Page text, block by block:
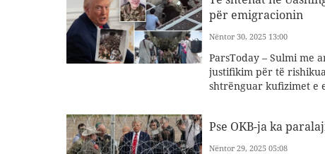
për emigracionin
Nëntor 30, 2025 13:00
ParsToday – Sulmi me
justifikim për të
shtrënguar kufizimet e
Pse OKB-ja ka
Nëntor 29, 2025 05:08